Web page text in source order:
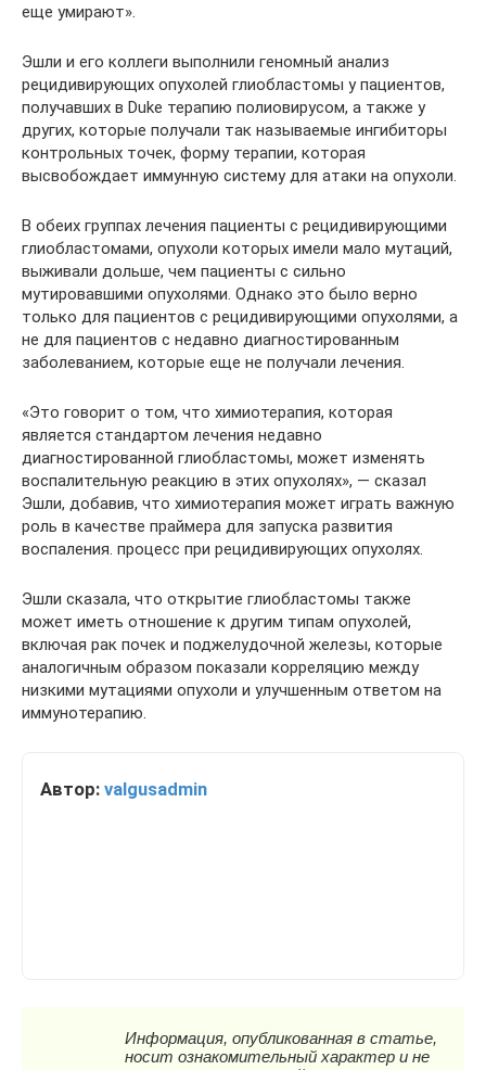
еще умирают».
Эшли и его коллеги выполнили геномный анализ
рецидивирующих опухолей глиобластомы у пациентов,
получавших в Duke терапию полиовирусом, а также у
других, которые получали так называемые ингибиторы
контрольных точек, форму терапии, которая
высвобождает иммунную систему для атаки на опухоли.
В обеих группах лечения пациенты с рецидивирующими
глиобластомами, опухоли которых имели мало мутаций,
выживали дольше, чем пациенты с сильно
мутировавшими опухолями. Однако это было верно
только для пациентов с рецидивирующими опухолями, а
не для пациентов с недавно диагностированным
заболеванием, которые еще не получали лечения.
«Это говорит о том, что химиотерапия, которая
является стандартом лечения недавно
диагностированной глиобластомы, может изменять
воспалительную реакцию в этих опухолях», — сказал
Эшли, добавив, что химиотерапия может играть важную
роль в качестве праймера для запуска развития
воспаления. процесс при рецидивирующих опухолях.
Эшли сказала, что открытие глиобластомы также
может иметь отношение к другим типам опухолей,
включая рак почек и поджелудочной железы, которые
аналогичным образом показали корреляцию между
низкими мутациями опухоли и улучшенным ответом на
иммунотерапию.
Автор: valgusadmin